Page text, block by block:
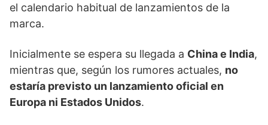
el calendario habitual de lanzamientos de la
marca.
Inicialmente se espera su llegada a China e India,
mientras que, según los rumores actuales, no
estaría previsto un lanzamiento oficial en
Europa ni Estados Unidos.